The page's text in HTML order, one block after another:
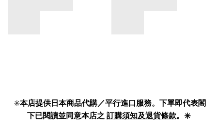
✳️本店提供日本商品代購／平行進口服務。下單即代表閣
下已閱讀並同意本店之 訂購須知及退貨條款。✳️